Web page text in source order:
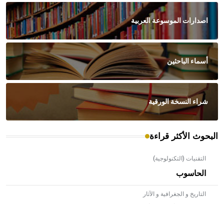
اصدارات الموسوعة العربية
أسماء الباحثين
شراء النسخة الورقية
البحوث الأكثر قراءة
التقنيات (التكنولوجية)
الحاسوب
التاريخ و الجغرافية و الآثار